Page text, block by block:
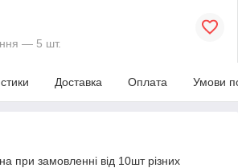
— 5 шт.
Доставка Оплата Умови
при замовленні від 10шт різних